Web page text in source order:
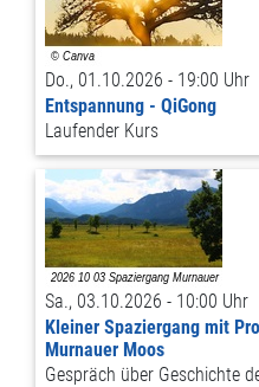
Do., 01.10.2026 - 19:00 Uhr
Entspannung - QiGong
Laufender Kurs
Sa., 03.10.2026 - 10:00 Uhr
Kleiner Spaziergang mit
Murnauer Moos
Gespräch über Geschichte